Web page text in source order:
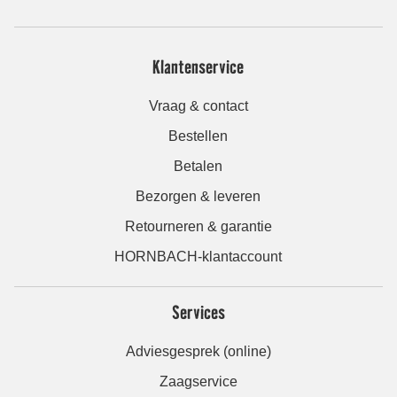
Klantenservice
Vraag & contact
Bestellen
Betalen
Bezorgen & leveren
Retourneren & garantie
HORNBACH-klantaccount
Services
Adviesgesprek (online)
Zaagservice